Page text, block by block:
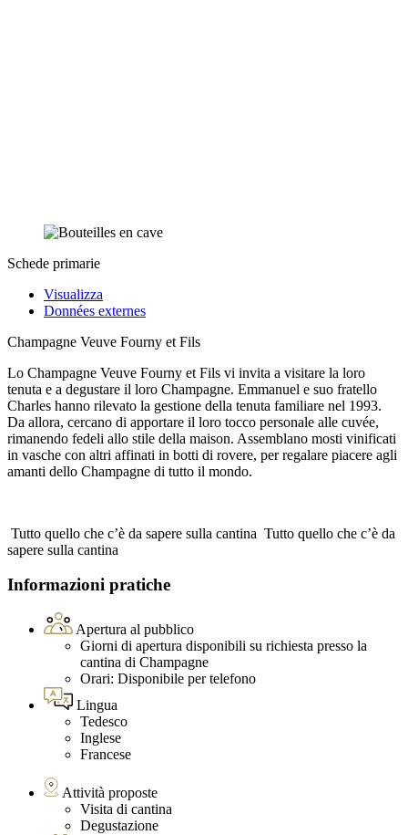
Schede primarie
Visualizza
Données externes
Champagne Veuve Fourny et Fils
Lo Champagne Veuve Fourny et Fils vi invita a visitare la loro
tenuta e a degustare il loro Champagne. Emmanuel e suo fratello
Charles hanno rilevato la gestione della tenuta familiare nel 1993.
Da allora, cercano di apportare il loro tocco personale alle cuvée,
rimanendo fedeli allo stile della maison. Assemblano mosti vinificati
in vasche con altri affinati in botti di rovere, per regalare piacere agli
amanti dello Champagne di tutto il mondo.
Tutto quello che c’è da sapere sulla cantina Tutto quello che c’è da
sapere sulla cantina
Informazioni pratiche
Apertura al pubblico
Giorni di apertura disponibili su richiesta presso la
cantina di Champagne
Orari: Disponibile per telefono
Lingua
Tedesco
Inglese
Francese
Attività proposte
Visita di cantina
Degustazione